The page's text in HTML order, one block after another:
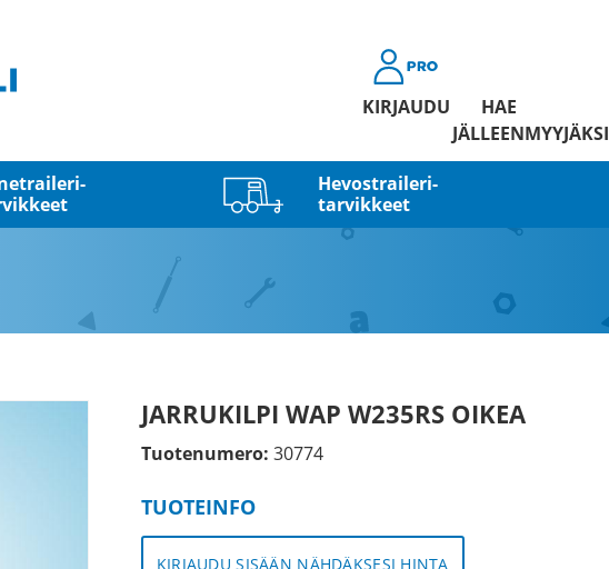
KIRJAUDU
HAE
JÄLLEENMYYJÄKSI
Hevostraileri­
tarvikkeet
JARRUKILPI WAP W235RS OIKEA
Tuotenumero: 30774
TUOTEINFO
KIRJAUDU SISÄÄN NÄHDÄKSESI HINTA